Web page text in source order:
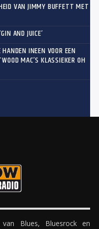
VAN JIMMY BUFFETT MET
AND JUICE’
INEEN VOOR EEN
MAC’S KLASSIEKER OH
Blues, Bluesrock en